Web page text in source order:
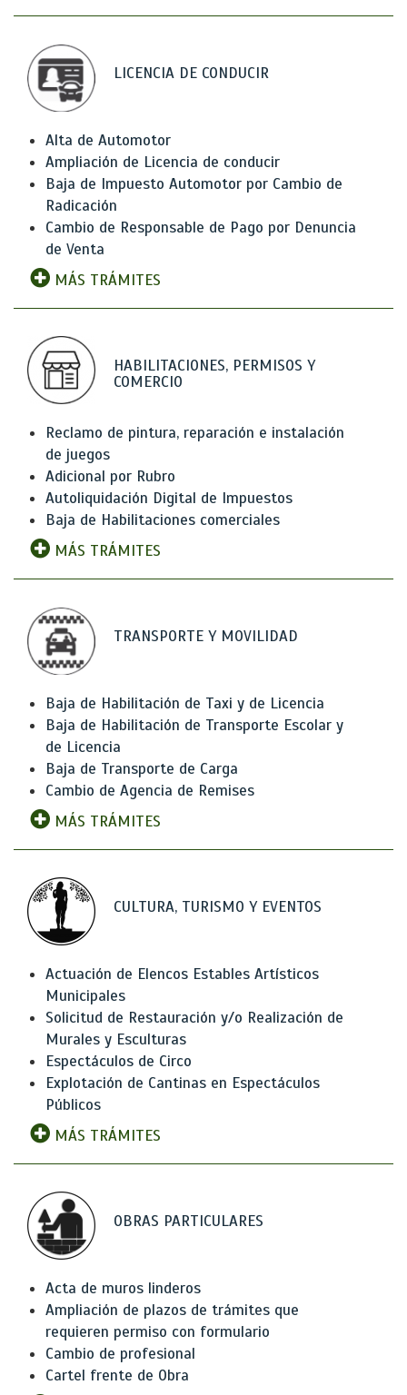
LICENCIA DE CONDUCIR
Alta de Automotor
Ampliación de Licencia de conducir
Baja de Impuesto Automotor por Cambio de
Radicación
Cambio de Responsable de Pago por Denuncia
de Venta
MÁS TRÁMITES
HABILITACIONES, PERMISOS Y
COMERCIO
Reclamo de pintura, reparación e instalación
de juegos
Adicional por Rubro
Autoliquidación Digital de Impuestos
Baja de Habilitaciones comerciales
MÁS TRÁMITES
TRANSPORTE Y MOVILIDAD
Baja de Habilitación de Taxi y de Licencia
Baja de Habilitación de Transporte Escolar y
de Licencia
Baja de Transporte de Carga
Cambio de Agencia de Remises
MÁS TRÁMITES
CULTURA, TURISMO Y EVENTOS
Actuación de Elencos Estables Artísticos
Municipales
Solicitud de Restauración y/o Realización de
Murales y Esculturas
Espectáculos de Circo
Explotación de Cantinas en Espectáculos
Públicos
MÁS TRÁMITES
OBRAS PARTICULARES
Acta de muros linderos
Ampliación de plazos de trámites que
requieren permiso con formulario
Cambio de profesional
Cartel frente de Obra